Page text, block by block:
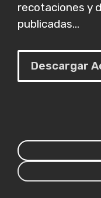
recotaciones y
publicadas...
Descargar